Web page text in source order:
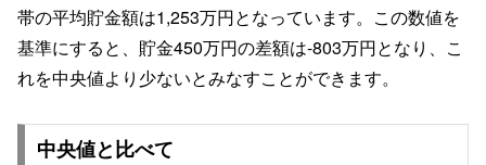
帯の平均貯金額は1,253万円となっています。この数値を
基準にすると、貯金450万円の差額は-803万円となり、こ
れを中央値より少ないとみなすことができます。
中央値と比べて